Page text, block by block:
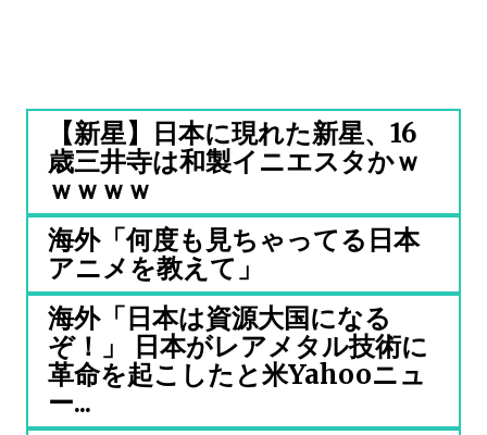
【新星】日本に現れた新星、16
歳三井寺は和製イニエスタかｗ
ｗｗｗｗ
海外「何度も見ちゃってる日本
アニメを教えて」
海外「日本は資源大国になる
ぞ！」 日本がレアメタル技術に
革命を起こしたと米Yahooニュ
ー...